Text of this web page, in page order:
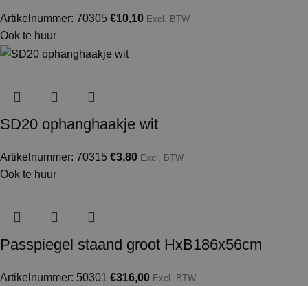
Artikelnummer: 70305 €10,10 Excl. BTW
Ook te huur
SD20 ophanghaakje wit
Artikelnummer: 70315 €3,80 Excl. BTW
Ook te huur
Passpiegel staand groot HxB186x56cm
Artikelnummer: 50301 €316,00 Excl. BTW